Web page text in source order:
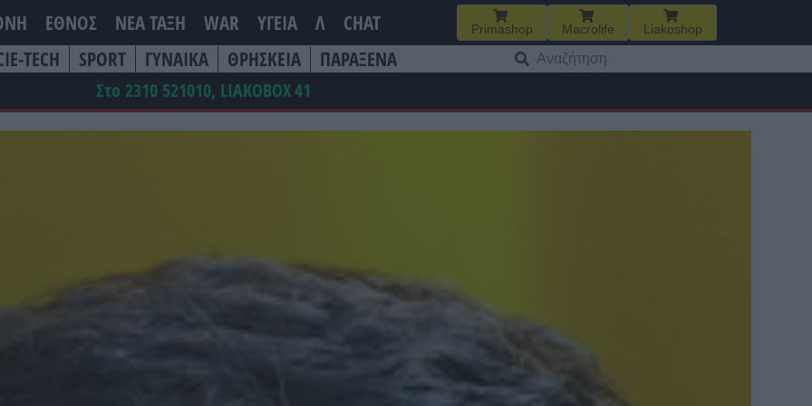
ΕΘΝΟΣ ΝΕΑ ΤΆΞΗ WAR ΥΓΕΙΑ Λ CHAT Primashop Macrolife Liakoshop
TECH SPORT ΓΥΝΑΙΚΑ ΘΡΗΣΚΕΙΑ ΠΑΡΑΞΕΝΑ
για:
Στο 2310 521010, LIAKOBOX41